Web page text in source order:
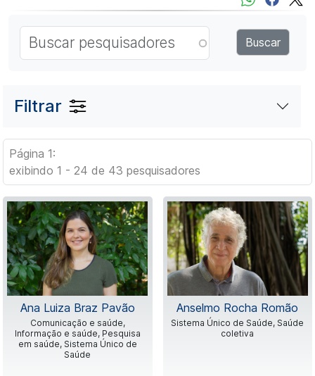
Filtrar
Página 1:
exibindo 1 - 24 de 43 pesquisadores
Ana Luiza Braz Pavão
Comunicação e saúde,
Informação e saúde, Pesquisa
em saúde, Sistema Único de
Saúde
Anselmo Rocha Romão
Sistema Único de Saúde, Saúde
coletiva